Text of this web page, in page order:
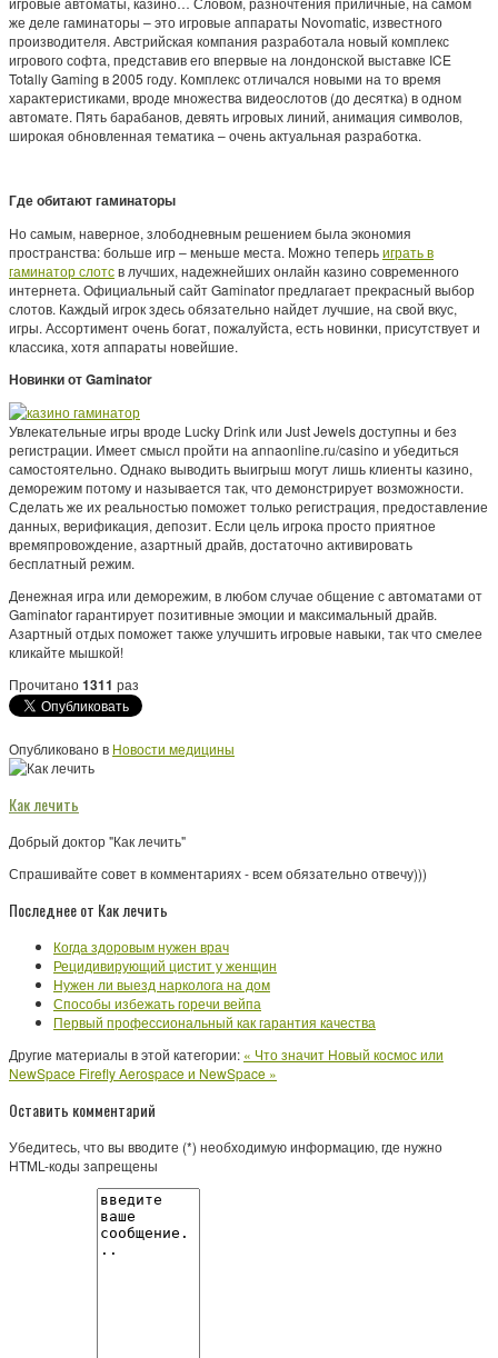
же деле гаминаторы – это игровые аппараты Novomatic, известного
производителя. Австрийская компания разработала новый комплекс
игрового софта, представив его впервые на лондонской выставке ICE
Totally Gaming в 2005 году. Комплекс отличался новыми на то время
характеристиками, вроде множества видеослотов (до десятка) в одном
автомате. Пять барабанов, девять игровых линий, анимация символов,
широкая обновленная тематика – очень актуальная разработка.
Где обитают гаминаторы
Но самым, наверное, злободневным решением была экономия
пространства: больше игр – меньше места. Можно теперьиграть в
гаминатор слотсв лучших, надежнейших онлайн казино современного
интернета. Официальный сайт Gaminator предлагает прекрасный выбор
слотов. Каждый игрок здесь обязательно найдет лучшие, на свой вкус,
игры. Ассортимент очень богат, пожалуйста, есть новинки, присутствует и
классика, хотя аппараты новейшие.
Новинки от Gaminator
Увлекательные игры вроде Lucky Drink или Just Jewels доступны и без
регистрации. Имеет смысл пройти на annaonline.ru/casino и убедиться
самостоятельно. Однако выводить выигрыш могут лишь клиенты казино,
деморежим потому и называется так, что демонстрирует возможности.
Сделать же их реальностью поможет только регистрация, предоставление
данных, верификация, депозит. Если цель игрока просто приятное
времяпровождение, азартный драйв, достаточно активировать
бесплатный режим.
Денежная игра или деморежим, в любом случае общение с автоматами от
Gaminator гарантирует позитивные эмоции и максимальный драйв.
Азартный отдых поможет также улучшить игровые навыки, так что смелее
кликайте мышкой!
Прочитано1311 раз
Опубликовано в Новости медицины
Как лечить
Добрый доктор "Как лечить"
Спрашивайте совет в комментариях - всем обязательно отвечу)))
Последнее от Как лечить
Когда здоровым нужен врач
Рецидивирующий цистит у женщин
Нужен ли выезд нарколога на дом
Способы избежать горечи вейпа
Первый профессиональный как гарантия качества
Другие материалы в этой категории: « Что значит Новый космос или
NewSpace Firefly Aerospace и NewSpace »
Оставить комментарий
Убедитесь, что вы вводите (*) необходимую информацию, где нужно
HTML-коды запрещены